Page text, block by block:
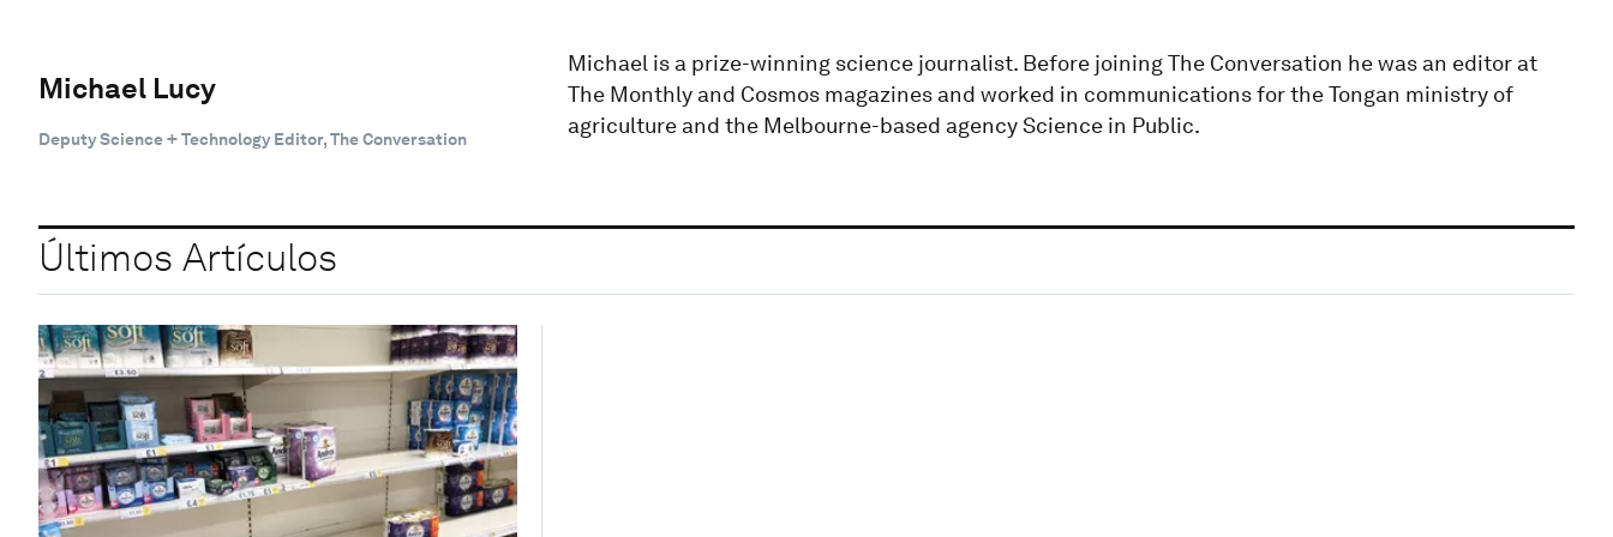
Michael Lucy
Deputy Science + Technology Editor, The Conversation
Michael is a prize-winning science journalist. Before joining The Conversation he was an editor at
The Monthly and Cosmos magazines and worked in communications for the Tongan ministry of
agriculture and the Melbourne-based agency Science in Public.
Últimos Artículos